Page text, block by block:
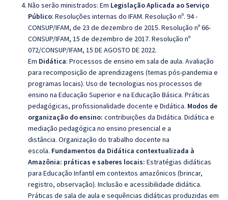
Não serão ministrados: Em Legislação Aplicada ao Serviço
Público: Resoluções internas do IFAM. Resolução nº. 94 -
CONSUP/IFAM, de 23 de dezembro de 2015. Resolução nº 66-
CONSUP/IFAM, 15 de dezembro de 2017. Resolução nº
072/CONSUP/IFAM, 15 DE AGOSTO DE 2022.
Em Didática: Processos de ensino em sala de aula. Avaliação
para recomposição de aprendizagens (temas pós-pandemia e
programas locais). Uso de tecnologias nos processos de
ensino na Educação Superior e na Educação Básica. Práticas
pedagógicas, profissionalidade docente e Didática. Modos de
organização do ensino: contribuições da Didática. Didática e
mediação pedagógica no ensino presencial e a
distância. Organização do trabalho docente na
escola. Fundamentos da Didática contextualizada à
Amazônia: práticas e saberes locais: Estratégias didáticas
para Educação Infantil em contextos amazônicos (brincar,
registro, observação). Inclusão e acessibilidade didática.
Práticas de sala de aula e sequências didáticas produzidas em